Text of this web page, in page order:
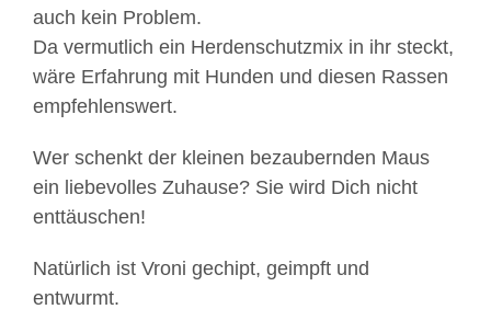
auch kein Problem.
Da vermutlich ein Herdenschutzmix in ihr steckt,
wäre Erfahrung mit Hunden und diesen Rassen
empfehlenswert.
Wer schenkt der kleinen bezaubernden Maus
ein liebevolles Zuhause? Sie wird Dich nicht
enttäuschen!
Natürlich ist Vroni gechipt, geimpft und
entwurmt.